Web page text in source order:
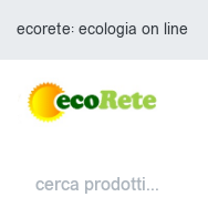
ecorete: ecologia on line